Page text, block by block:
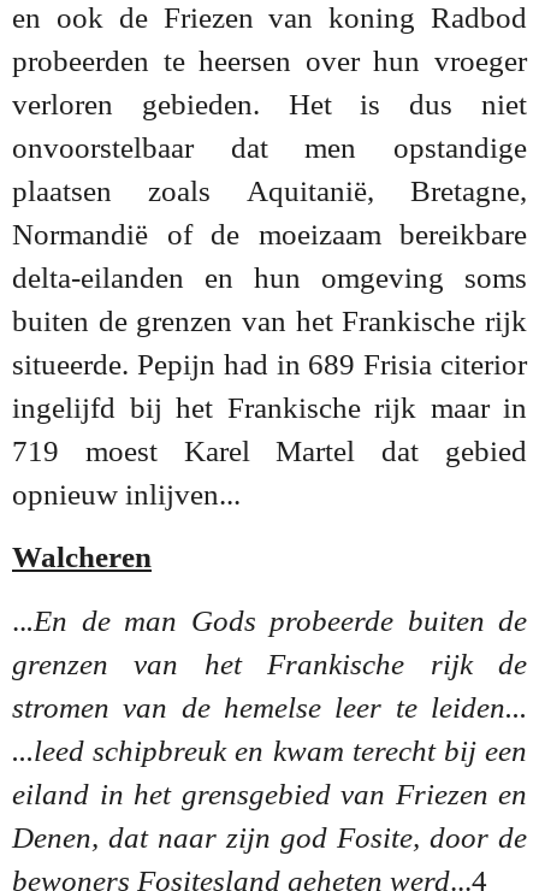
en ook de Friezen van koning Radbod
probeerden te heersen over hun vroeger
verloren gebieden. Het is dus niet
onvoorstelbaar dat men opstandige
plaatsen zoals Aquitanië, Bretagne,
Normandië of de moeizaam bereikbare
delta-eilanden en hun omgeving soms
buiten de grenzen van het Frankische rijk
situeerde. Pepijn had in 689 Frisia citerior
ingelijfd bij het Frankische rijk maar in
719 moest Karel Martel dat gebied
opnieuw inlijven...
Walcheren
...En de man Gods probeerde buiten de
grenzen van het Frankische rijk de
stromen van de hemelse leer te leiden...
...leed schipbreuk en kwam terecht bij een
eiland in het grensgebied van Friezen en
Denen, dat naar zijn god Fosite, door de
bewoners Fositesland geheten werd...4